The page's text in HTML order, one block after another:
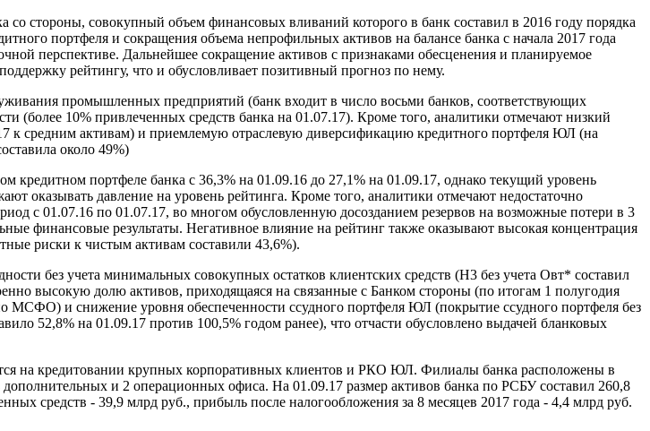
стороны, совокупный объем финансовых вливаний которого в банк составил в 2016 году порядка
портфеля и сокращения объема непрофильных активов на балансе банка с начала 2017 года
перспективе. Дальнейшее сокращение активов с признаками обесценения и планируемое
рейтингу, что и обусловливает позитивный прогноз по нему.
промышленных предприятий (банк входит в число восьми банков, соответствующих
(более 10% привлеченных средств банка на 01.07.17). Кроме того, аналитики отмечают низкий
к средним активам) и приемлемую отраслевую диверсификацию кредитного портфеля ЮЛ (на
около 49%)
кредитном портфеле банка с 36,3% на 01.09.16 до 27,1% на 01.09.17, однако текущий уровень
оказывать давление на уровень рейтинга. Кроме того, аналитики отмечают недостаточно
с 01.07.16 по 01.07.17, во многом обусловленную досозданием резервов на возможные потери в 3
финансовые результаты. Негативное влияние на рейтинг также оказывают высокая концентрация
риски к чистым активам составили 43,6%).
без учета минимальных совокупных остатков клиентских средств (Н3 без учета Овт* составил
высокую долю активов, приходящаяся на связанные с Банком стороны (по итогам 1 полугодия
МСФО) и снижение уровня обеспеченности ссудного портфеля ЮЛ (покрытие ссудного портфеля без
52,8% на 01.09.17 против 100,5% годом ранее), что отчасти обусловлено выдачей бланковых
кредитовании крупных корпоративных клиентов и РКО ЮЛ. Филиалы банка расположены в
и 2 операционных офиса. На 01.09.17 размер активов банка по РСБУ составил 260,8
средств - 39,9 млрд руб., прибыль после налогообложения за 8 месяцев 2017 года - 4,4 млрд руб.